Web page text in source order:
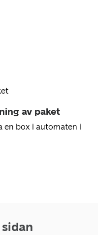
av paket
en box i automaten i